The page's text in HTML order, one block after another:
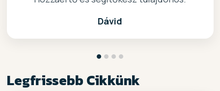
Dávid
Legfrissebb Cikkünk